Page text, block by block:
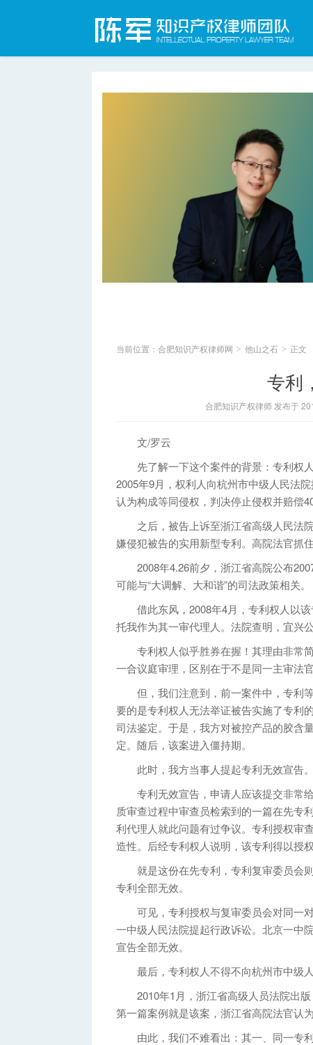
当前位置： 合肥知识产权律师网 > 他山之石 > 正文
专利
合肥知识产权律师 发布于
文/罗云
先了解一下这个案件的背景：专利权人
2005年9月，权利人向杭州市中级人民法
认为构成等同侵权，判决停止侵权并赔偿40
之后，被告上诉至浙江省高级人民法
嫌侵犯被告的实用新型专利。高院法官抓
2008年4.26前夕，浙江省高院公布
可能与“大调解、大和谐”的司法政策相关。
借此东风，2008年4月，专利权人以该
托我作为其一审代理人。法院查明，宜兴
专利权人似乎胜券在握！其理由非常
一合议庭审理，区别在于不是同一主审法官
但，我们注意到，前一案件中，专利
要的是专利权人无法举证被告实施了专利
司法鉴定。于是，我方对被控产品的胶含
定。随后，该案进入僵持期。
此时，我方当事人提起专利无效宣告。
专利无效宣告，申请人应该提交非常
质审查过程中审查员检索到的一篇在先专
利代理人就此问题有过争议。专利授权审
造性。后经专利权人说明，该专利得以授权
就是这份在先专利，专利复审委员会
专利全部无效。
可见，专利授权与复审委员会对同一
一中级人民法院提起行政诉讼。北京一中
宣告全部无效。
最后，专利权人不得不向杭州市中级人
2010年1月，浙江省高级人员法院出版
第一篇案例就是该案，浙江省高院法官认
由此，我们不难看出：其一、同一专